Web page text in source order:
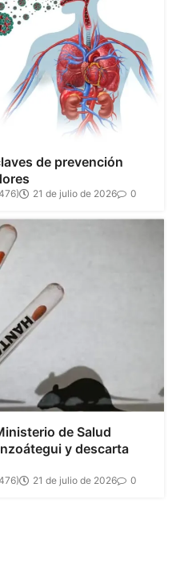
de prevención
21 de julio de 2026 0
de Salud
y descarta
21 de julio de 2026 0